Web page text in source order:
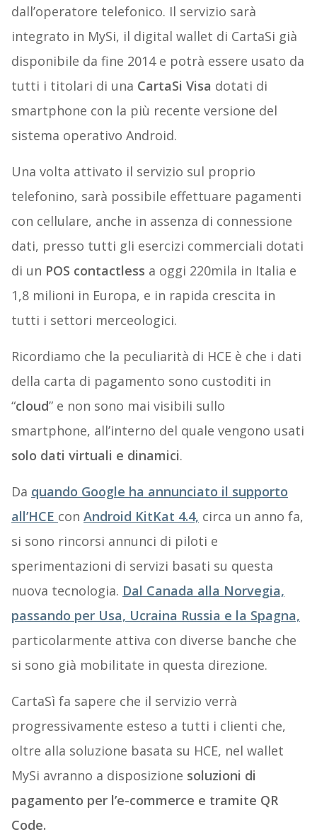
dall’operatore telefonico. Il servizio sarà
integrato in MySi, il digital wallet di CartaSi già
disponibile da fine 2014 e potrà essere usato da
tutti i titolari di una CartaSi Visa dotati di
smartphone con la più recente versione del
sistema operativo Android.
Una volta attivato il servizio sul proprio
telefonino, sarà possibile effettuare pagamenti
con cellulare, anche in assenza di connessione
dati, presso tutti gli esercizi commerciali dotati
di un POS contactless a oggi 220mila in Italia e
1,8 milioni in Europa, e in rapida crescita in
tutti i settori merceologici.
Ricordiamo che la peculiarità di HCE è che i dati
della carta di pagamento sono custoditi in
“cloud” e non sono mai visibili sullo
smartphone, all’interno del quale vengono usati
solo dati virtuali e dinamici.
Da quando Google ha annunciato il supporto
all’HCE con Android KitKat 4.4, circa un anno fa,
si sono rincorsi annunci di piloti e
sperimentazioni di servizi basati su questa
nuova tecnologia. Dal Canada alla Norvegia,
passando per Usa, Ucraina Russia e la Spagna,
particolarmente attiva con diverse banche che
si sono già mobilitate in questa direzione.
CartaSì fa sapere che il servizio verrà
progressivamente esteso a tutti i clienti che,
oltre alla soluzione basata su HCE, nel wallet
MySi avranno a disposizione soluzioni di
pagamento per l’e-commerce e tramite QR
Code.